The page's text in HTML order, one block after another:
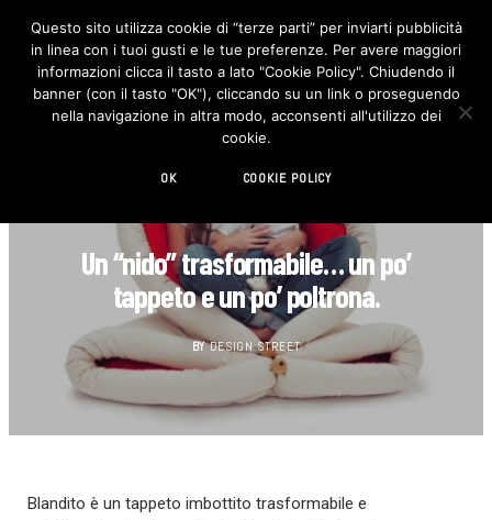
F
c
e
b
o
I
n
s
t
Un “nido” trasformabile… un po’
tappeto e un po’ poltrona.
BY DESIGN STREET
Blandito è un tappeto imbottito trasformabile e
Questo sito utilizza cookie di “terze parti” per inviarti pubblicità
in linea con i tuoi gusti e le tue preferenze. Per avere maggiori
informazioni clicca il tasto a lato "Cookie Policy". Chiudendo il
banner (con il tasto "OK"), cliccando su un link o proseguendo
nella navigazione in altra modo, acconsenti all'utilizzo dei
cookie.
OK COOKIE POLICY